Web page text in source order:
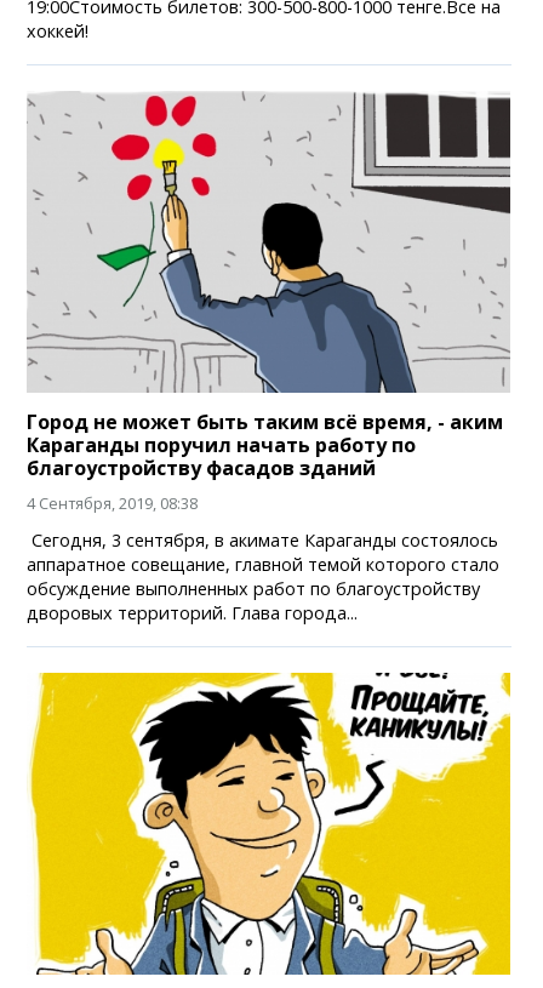
19:00Стоимость билетов: 300-500-800-1000 тенге.Все на
хоккей!
Город не может быть таким всё время, - аким
Караганды поручил начать работу по
благоустройству фасадов зданий
4 Сентября, 2019, 08:38
Сегодня, 3 сентября, в акимате Караганды состоялось
аппаратное совещание, главной темой которого стало
обсуждение выполненных работ по благоустройству
дворовых территорий. Глава города...